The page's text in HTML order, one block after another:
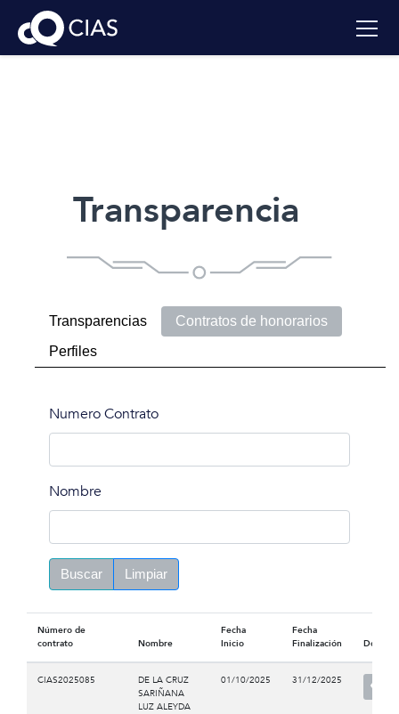
Transparencia
Transparencias
Contratos de honorarios
Perfiles
Numero Contrato
Nombre
Buscar Limpiar
Número de
contrato
Nombre
Fecha
Inicio
Fecha
Finalización
CIAS2025085
DE LA CRUZ
SARIÑANA
LUZ ALEYDA
01/10/2025 31/12/2025